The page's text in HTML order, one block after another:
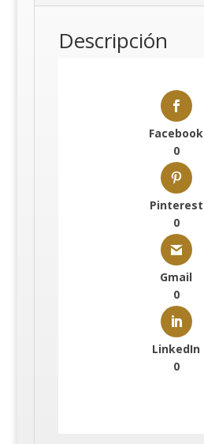
Descripción
Facebook
0
Pinterest
0
Gmail
0
LinkedIn
0